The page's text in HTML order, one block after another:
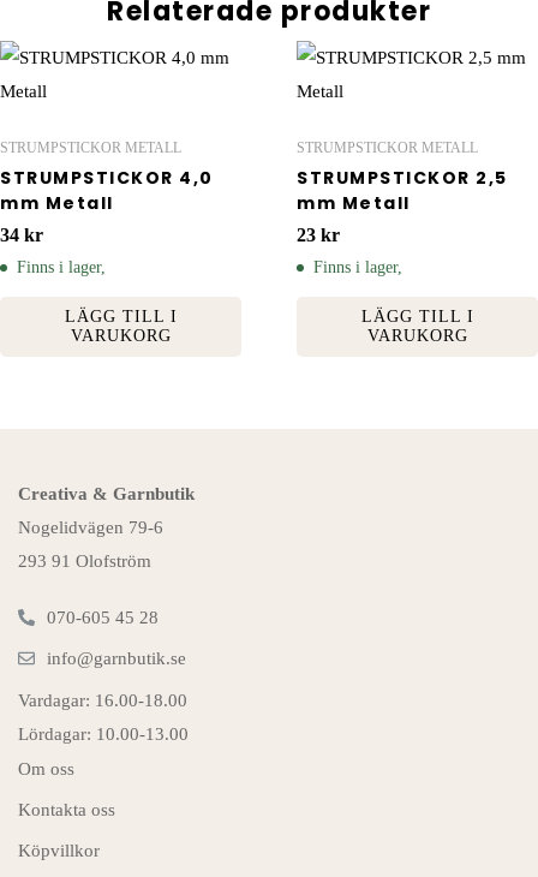
Relaterade produkter
STRUMPSTICKOR METALL
STRUMPSTICKOR 4,0
mm Metall
34 kr
Finns i lager,
LÄGG TILL I
VARUKORG
STRUMPSTICKOR METALL
STRUMPSTICKOR 2,5
mm Metall
23 kr
Finns i lager,
LÄGG TILL I
VARUKORG
Creativa & Garnbutik
Nogelidvägen 79-6
293 91 Olofström
070-605 45 28
info@garnbutik.se
Vardagar: 16.00-18.00
Lördagar: 10.00-13.00
Om oss
Kontakta oss
Köpvillkor